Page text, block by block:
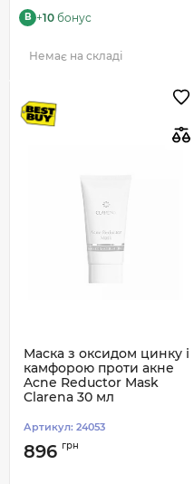
B +10 бонус
Немає на складі
Маска з оксидом цинку і
камфорою проти акне
Acne Reductor Mask
Clarena 30 мл
Артикул: 24053
896 грн